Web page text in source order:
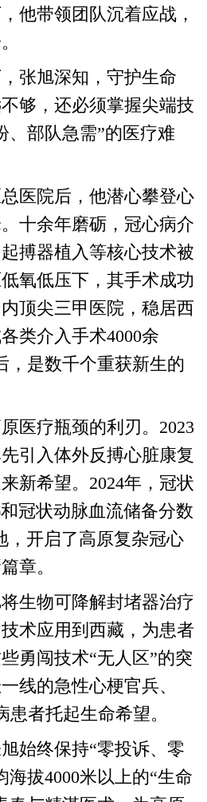
他带领团队沉着应战，
旭深知，守护生命
够，还必须掌握尖端技
、部队急需”的医疗难
院后，他潜心攀登心
十余年磨砺，冠心病介
搏器植入等核心技术被
氧低压下，其手术成功
顶尖三甲医院，稳居西
类介入手术4000余
，是数千个重获新生的
疗瓶颈的利刃。2023
引入体外反搏心脏康复
新希望。2024年，冠状
冠状动脉血流储备分数
，开启了高原复杂冠心
章。
生物可降解封堵器治疗
术应用到西藏，为患者
勇闯技术“无人区”的突
线的急性心梗官兵、
患者托起生命希望。
终保持“零投诉、零
海拔4000米以上的“生命